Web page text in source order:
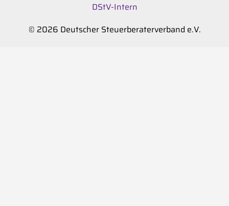
DStV-Intern
© 2026 Deutscher Steuerberaterverband e.V.